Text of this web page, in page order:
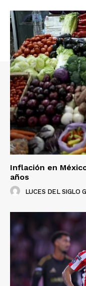
Inflación en
años
LUCES DEL SIGLO